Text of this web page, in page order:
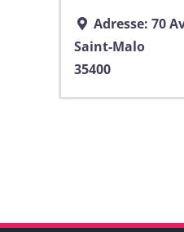
Adresse: 70
Saint-Malo
35400